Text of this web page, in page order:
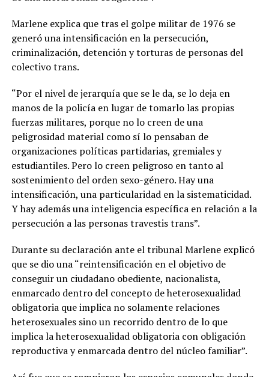
Marlene explica que tras el golpe militar de 1976 se
generó una intensificación en la persecución,
criminalización, detención y torturas de personas del
colectivo trans.
“Por el nivel de jerarquía que se le da, se lo deja en
manos de la policía en lugar de tomarlo las propias
fuerzas militares, porque no lo creen de una
peligrosidad material como sí lo pensaban de
organizaciones políticas partidarias, gremiales y
estudiantiles. Pero lo creen peligroso en tanto al
sostenimiento del orden sexo-género. Hay una
intensificación, una particularidad en la sistematicidad.
Y hay además una inteligencia específica en relación a la
persecución a las personas travestis trans”.
Durante su declaración ante el tribunal Marlene explicó
que se dio una “reintensificación en el objetivo de
conseguir un ciudadano obediente, nacionalista,
enmarcado dentro del concepto de heterosexualidad
obligatoria que implica no solamente relaciones
heterosexuales sino un recorrido dentro de lo que
implica la heterosexualidad obligatoria con obligación
reproductiva y enmarcada dentro del núcleo familiar”.